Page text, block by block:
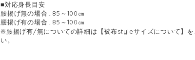
■対応身長目安
腰揚げ無の場合…85～100㎝
腰揚げ有の場合…85～100㎝
※腰揚げ有/無についての詳細は【被布styleサイズについて】を
い。